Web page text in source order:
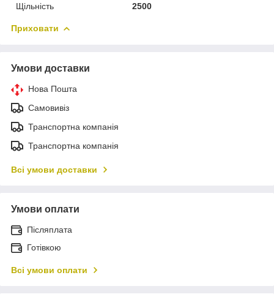
Щільність
2500
Приховати
Умови доставки
Нова Пошта
Самовивіз
Транспортна компанія
Транспортна компанія
Всі умови доставки
Умови оплати
Післяплата
Готівкою
Всі умови оплати